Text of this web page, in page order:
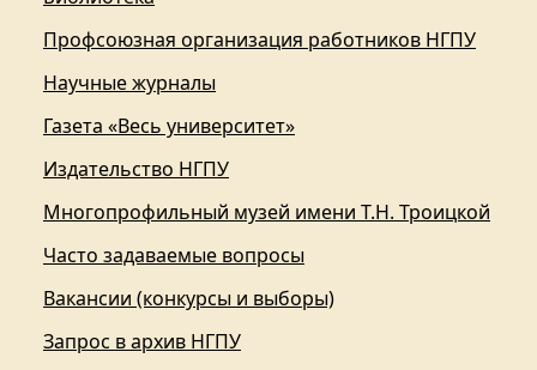
Профсоюзная организация работников НГПУ
Научные журналы
Газета «Весь университет»
Издательство НГПУ
Многопрофильный музей имени Т.Н. Троицкой
Часто задаваемые вопросы
Вакансии (конкурсы и выборы)
Запрос в архив НГПУ